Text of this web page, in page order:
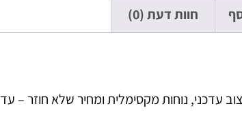
חוות דעת (0)
עדכני, נוחות מקסימלית ומחיר שלא חוזר – עד